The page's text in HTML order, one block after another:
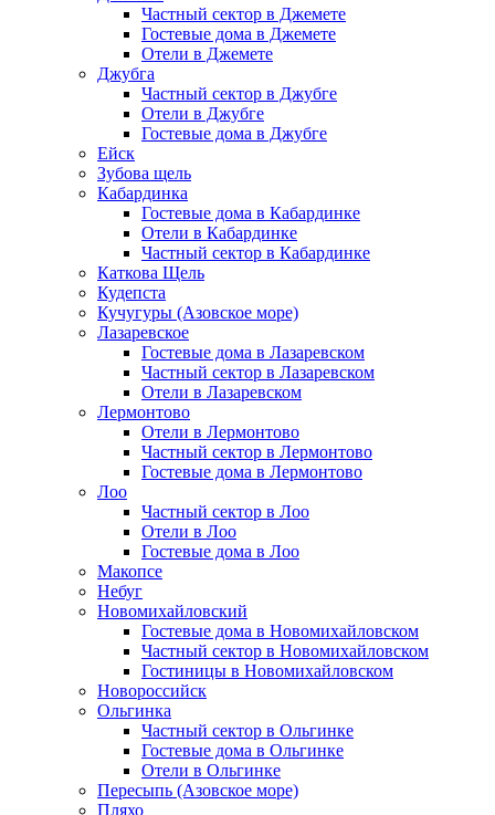
Частный сектор в Джемете
Гостевые дома в Джемете
Отели в Джемете
Джубга
Частный сектор в Джубге
Отели в Джубге
Гостевые дома в Джубге
Ейск
Зубова щель
Кабардинка
Гостевые дома в Кабардинке
Отели в Кабардинке
Частный сектор в Кабардинке
Каткова Щель
Кудепста
Кучугуры (Азовское море)
Лазаревское
Гостевые дома в Лазаревском
Частный сектор в Лазаревском
Отели в Лазаревском
Лермонтово
Отели в Лермонтово
Частный сектор в Лермонтово
Гостевые дома в Лермонтово
Лоо
Частный сектор в Лоо
Отели в Лоо
Гостевые дома в Лоо
Макопсе
Небуг
Новомихайловский
Гостевые дома в Новомихайловском
Частный сектор в Новомихайловском
Гостиницы в Новомихайловском
Новороссийск
Ольгинка
Частный сектор в Ольгинке
Гостевые дома в Ольгинке
Отели в Ольгинке
Пересыпь (Азовское море)
Пляхо